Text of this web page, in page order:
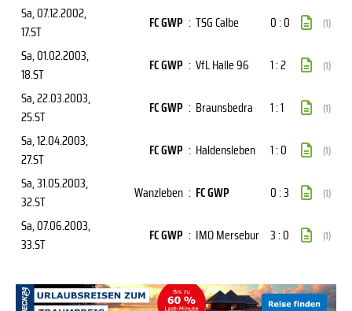
Sa, 07.12.2002,
17.ST
FC GWP : TSG Calbe 0 : 0 (1)
Sa, 01.02.2003,
18.ST
FC GWP : VfL Halle 96 1 : 2 (1)
Sa, 22.03.2003,
25.ST
FC GWP : Braunsbedra 1 : 1 (1)
Sa, 12.04.2003,
27.ST
FC GWP : Haldensleben 1 : 0 (1)
Sa, 31.05.2003,
32.ST
Wanzleben : FC GWP 0 : 3 (1)
Sa, 07.06.2003,
33.ST
FC GWP : IMO Mersebur 3 : 0 (1)